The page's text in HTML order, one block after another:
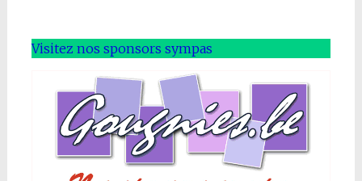
Visitez nos sponsors sympas